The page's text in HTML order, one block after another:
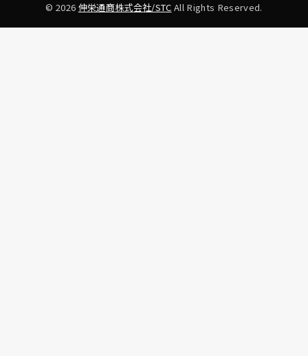
© 2026 伸栄通商株式会社/STC All Rights Reserved.